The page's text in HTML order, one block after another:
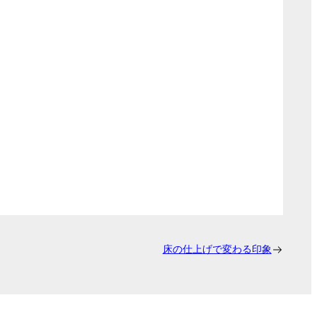
床の仕上げで変わる印象